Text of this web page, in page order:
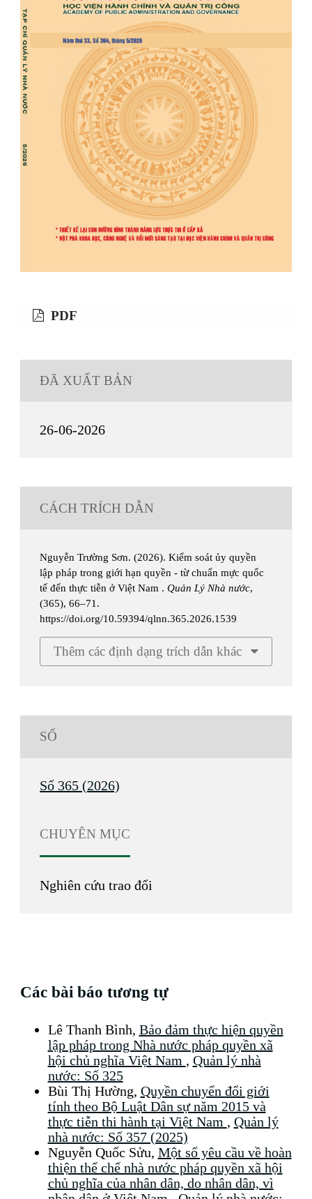
PDF
ĐÃ XUẤT BẢN
26-06-2026
CÁCH TRÍCH DẪN
Nguyễn Trường Sơn. (2026). Kiểm soát ủy quyền
lập pháp trong giới hạn quyền - từ chuẩn mực quốc
tế đến thực tiễn ở Việt Nam .Quản Lý Nhà nước,
(365), 66–71.
https://doi.org/10.59394/qlnn.365.2026.1539
Thêm các định dạng trích dẫn khác
SỐ
Số 365 (2026)
CHUYÊN MỤC
Nghiên cứu trao đổi
Các bài báo tương tự
Lê Thanh Bình, Bảo đảm thực hiện quyền
lập pháp trong Nhà nước pháp quyền xã
hội chủ nghĩa Việt Nam , Quản lý nhà
nước: Số 325
Bùi Thị Hường, Quyền chuyển đổi giới
tính theo Bộ Luật Dân sự năm 2015 và
thực tiễn thi hành tại Việt Nam , Quản lý
nhà nước: Số 357 (2025)
Nguyễn Quốc Sửu, Một số yêu cầu về hoàn
thiện thể chế nhà nước pháp quyền xã hội
chủ nghĩa của nhân dân, do nhân dân, vì